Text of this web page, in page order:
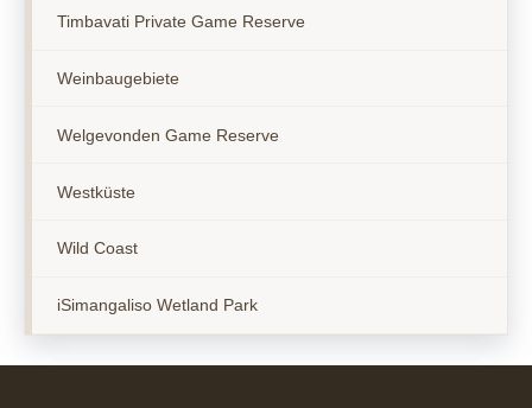
Timbavati Private Game Reserve
Weinbaugebiete
Welgevonden Game Reserve
Westküste
Wild Coast
iSimangaliso Wetland Park